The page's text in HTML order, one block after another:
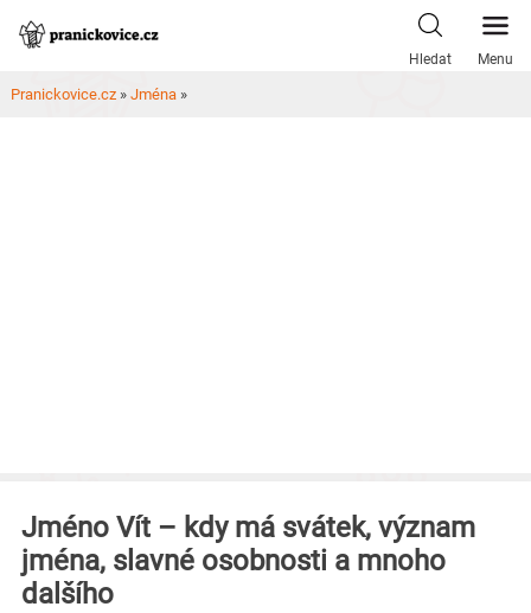
Skip
Hledat Menu
Pranickovice.cz » Jména »
Jméno Vít – kdy má svátek, význam
jména, slavné osobnosti a mnoho
dalšího